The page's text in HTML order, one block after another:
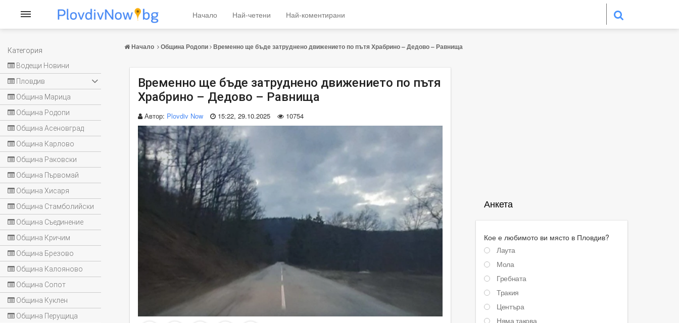
Категория
Водещи Новини
Пловдив
Община Марица
Община Родопи
Община Асеновград
Община Карлово
Община Раковски
Община Първомай
Община Хисаря
Община Стамболийски
Община Съединение
Община Кричим
Община Брезово
Община Калояново
Община Сопот
Община Куклен
Община Перущица
Начало Най-четени Най-коментирани
Начало Община Родопи Временно ще бъде затруднено движението по пътя Храбрино – Дедово – Равнища
Временно ще бъде затруднено движението по пътя
Храбрино – Дедово – Равнища
Автор: Plovdiv Now 15:22, 29.10.2025 10754
Анкета
Кое е любимото ви място в Пловдив?
Лаута
Мола
Гребната
Тракия
Центъра
Няма такова